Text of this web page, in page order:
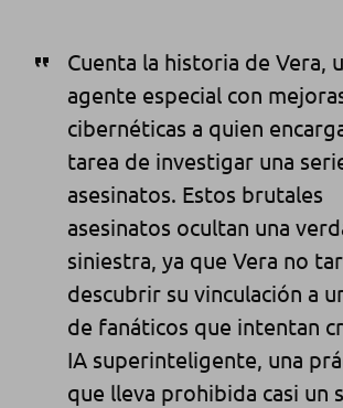
Cuenta la historia de Vera,
agente especial con
cibernéticas a quien
tarea de investigar una
asesinatos. Estos brutales
asesinatos ocultan una
siniestra, ya que Vera no
descubrir su vinculación a
de fanáticos que intentan
IA superinteligente, una
que lleva prohibida casi un